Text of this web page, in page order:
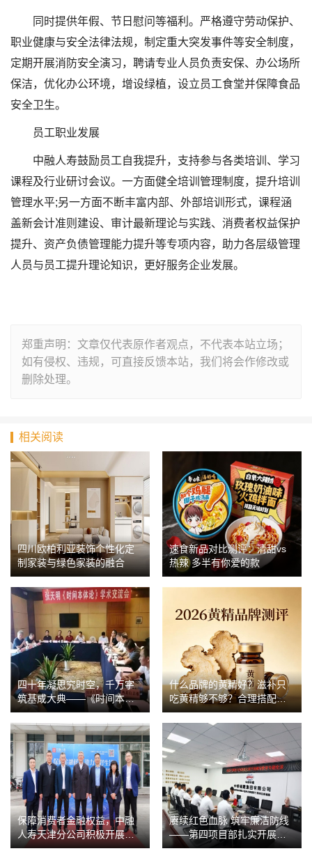
同时提供年假、节日慰问等福利。严格遵守劳动保护、
职业健康与安全法律法规，制定重大突发事件等安全制度，
定期开展消防安全演习，聘请专业人员负责安保、办公场所
保洁，优化办公环境，增设绿植，设立员工食堂并保障食品
安全卫生。
员工职业发展
中融人寿鼓励员工自我提升，支持参与各类培训、学习
课程及行业研讨会议。一方面健全培训管理制度，提升培训
管理水平;另一方面不断丰富内部、外部培训形式，课程涵
盖新会计准则建设、审计最新理论与实践、消费者权益保护
提升、资产负债管理能力提升等专项内容，助力各层级管理
人员与员工提升理论知识，更好服务企业发展。
郑重声明：文章仅代表原作者观点，不代表本站立场；
如有侵权、违规，可直接反馈本站，我们将会作修改或
删除处理。
相关阅读
四川欧柏利亚装饰个性化定
制家装与绿色家装的融合
速食新品对比测评：清甜vs
热辣 多半有你爱的款
四十年凝思究时空，千万字
筑基成大典——《时间本体
论》的哲学建构与思想价值
什么品牌的黄精好？滋补只
吃黄精够不够？合理搭配食
补更佳
保障消费者金融权益，中融
人寿天津分公司积极开展系
列宣传活动
赓续红色血脉 筑牢廉洁防线
——第四项目部扎实开展系
列廉洁教育活动